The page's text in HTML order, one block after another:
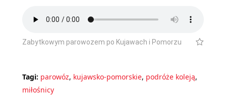
Zabytkowym parowozem po Kujawach i Pomorzu
Tagi: parowóz, kujawsko-pomorskie, podróże koleją,
miłośnicy